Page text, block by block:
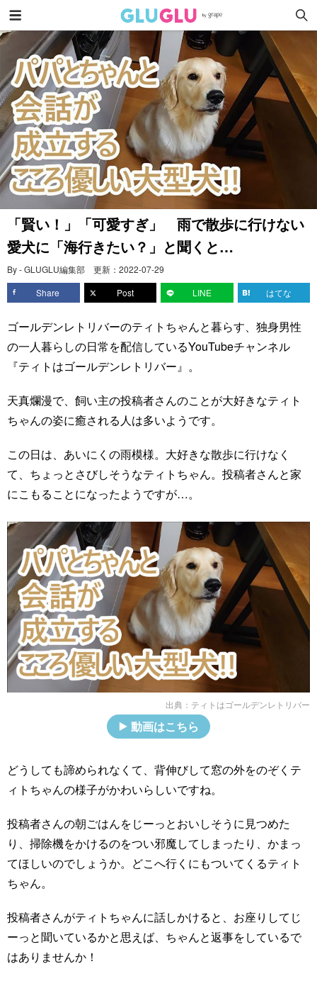
「賢い！」「可愛すぎ」 雨で散歩に行けない
愛犬に「海行きたい？」と聞くと…
By - GLUGLU編集部 更新： 2022-07-29
Share
Post LINE はてな
ゴールデンレトリバーのティトちゃんと暮らす、独身男性
の一人暮らしの日常を配信しているYouTubeチャンネル
『ティトはゴールデンレトリバー』。
天真爛漫で、飼い主の投稿者さんのことが大好きなティト
ちゃんの姿に癒される人は多いようです。
この日は、あいにくの雨模様。大好きな散歩に行けなく
て、ちょっとさびしそうなティトちゃん。投稿者さんと家
にこもることになったようですが…。
出典： ティトはゴールデンレトリバー
動画はこちら
どうしても諦められなくて、背伸びして窓の外をのぞくテ
ィトちゃんの様子がかわいらしいですね。
投稿者さんの朝ごはんをじーっとおいしそうに見つめた
り、掃除機をかけるのをつい邪魔してしまったり、かまっ
てほしいのでしょうか。どこへ行くにもついてくるティト
ちゃん。
投稿者さんがティトちゃんに話しかけると、お座りしてじ
ーっと聞いているかと思えば、ちゃんと返事をしているで
はありませんか！